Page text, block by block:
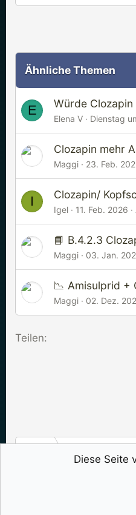
Ähnliche Themen
E Würde
Elena V Dienstag
Clozapin mehr
Maggi 23. Feb.
I Clozapin/
Igel 11. Feb. 2026
📘 B.4.2.3
Maggi 03. Jan.
📉 Amisulprid +
Maggi 02. Dez.
Teilen:
Diese Seite